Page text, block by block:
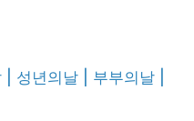
성년의날 | 부부의날 |